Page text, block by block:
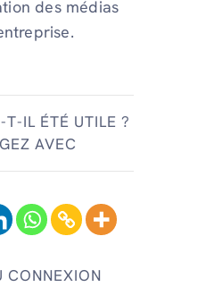
des médias
T-IL ÉTÉ UTILE ?
AVEC
CONNEXION